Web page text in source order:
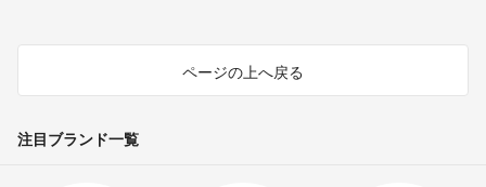
ページの上へ戻る
注目ブランド一覧